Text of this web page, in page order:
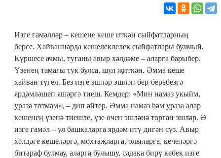
Изге гамәлләр – кешене кеше иткән сыйфатларның
берсе. Хайваннарда кешелеклелек сыйфатлары булмый.
Күршесе ачмы, туганы авыр хәлдәме – аларга барыбер.
Үзенең тамагы тук булса, шул җиткән. Әмма кеше
хайван түгел. Без изге эшләр эшләп бер-беребезгә
ярдәмләшеп яшәргә тиеш. Кемдер: «Мин намаз укыйм,
ураза тотмам», – дип әйтер. Әмма намаз һәм ураза алар
кешенең үзенә тиешле, үзе өчен эшләнә торган эшләр. Ә
изге гамәл – ул башкаларга ярдәм итү дигән сүз. Авыр
хәлдәге кешеләргә, мохтаҗларга, олыларга, кечеләргә
битараф булмау, аларга булышу, сәдака бирү кебек изге